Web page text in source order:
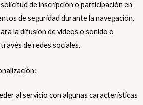
de inscripción o participación en
de seguridad durante la navegación,
la difusión de vídeos o sonido o
de redes sociales.
al servicio con algunas características